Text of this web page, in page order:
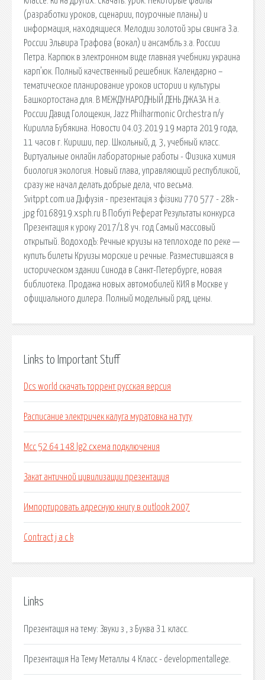
(разработки уроков, сценарии, поурочные планы) и
информация, находящиеся. Мелодии золотой эры свинга З.а.
России Эльвира Трафова (вокал) и ансамбль з.а. России
Петра. Карпюк в электронном виде главная учебники украина
карп’юк. Полный качественный решебник. Календарно –
тематическое планирование уроков истории и культуры
Башкортостана для. В МЕЖДУНАРОДНЫЙ ДЕНЬ ДЖАЗА Н.а.
России Давид Голощекин, Jazz Philharmonic Orchestra п/у
Кирилла Бубякина. Новости 04.03.2019 19 марта 2019 года,
11 часов г. Кириши, пер. Школьный, д. 3, учебный класс.
Виртуальные онлайн лабораторные работы - Физика химия
биология экология. Новый глава, управляющий республикой,
сразу же начал делать добрые дела, что весьма.
Svitppt.com.ua Дифузія - презентація з фізики 770 577 - 28k -
jpg f0168919.xsph.ru В Побуті Реферат Результаты конкурса
Презентация к уроку 2017/18 уч. год Самый массовый
открытый. ВодоходЪ: Речные круизы на теплоходе по реке —
купить билеты Круизы морские и речные. Разместившаяся в
историческом здании Синода в Санкт-Петербурге, новая
библиотека. Продажа новых автомобилей КИЯ в Москве у
официального дилера. Полный модельный ряд, цены.
Links to Important Stuff
Dcs world скачать торрент русская версия
Расписание электричек калуга муратовка на туту
Mcc 52 64 148 lg2 схема подключения
Закат античной цивилизации презентация
Импортировать адресную книгу в outlook 2007
Contract j a c k
Links
Презентация на тему: Звуки з , з Буква З 1 класс.
Презентация На Тему Металлы 4 Класс - developmentallege.